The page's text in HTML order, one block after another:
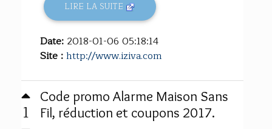
LIRE LA SUITE
Date: 2018-01-06 05:18:14
Site :http://www.iziva.com
1
Code promo Alarme Maison Sans
Fil, réduction et coupons 2017.